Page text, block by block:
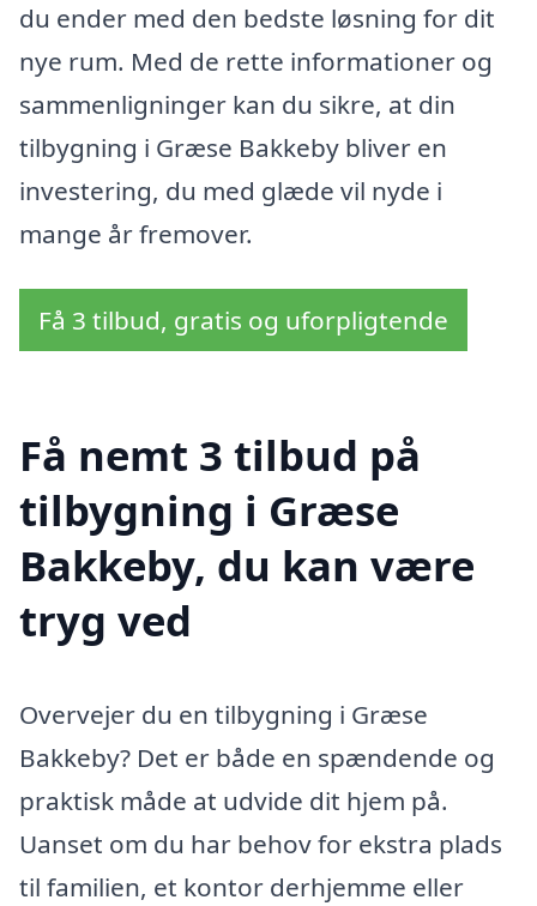
du ender med den bedste løsning for dit
nye rum. Med de rette informationer og
sammenligninger kan du sikre, at din
tilbygning i Græse Bakkeby bliver en
investering, du med glæde vil nyde i
mange år fremover.
Få 3 tilbud, gratis og uforpligtende
Få nemt 3 tilbud på
tilbygning i Græse
Bakkeby, du kan være
tryg ved
Overvejer du en tilbygning i Græse
Bakkeby? Det er både en spændende og
praktisk måde at udvide dit hjem på.
Uanset om du har behov for ekstra plads
til familien, et kontor derhjemme eller